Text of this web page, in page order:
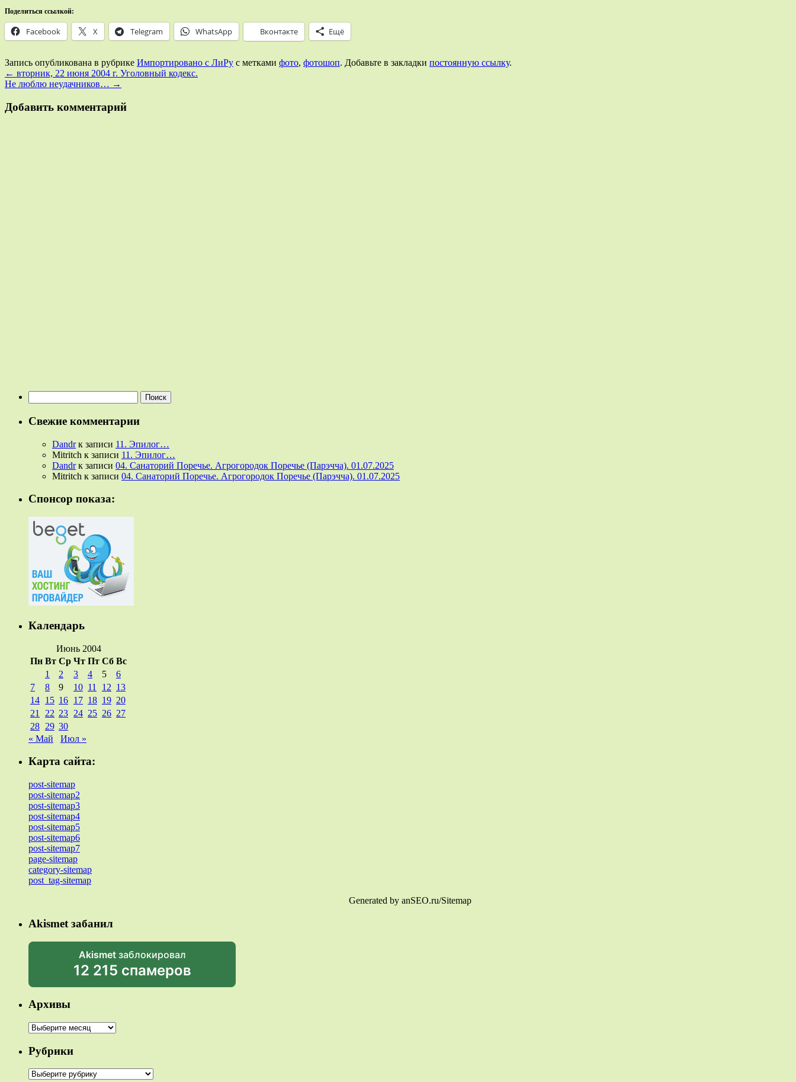
Поделиться ссылкой:
Facebook X Telegram WhatsApp Вконтакте Ещё
Запись опубликована в рубрике Импортировано с ЛиРу с метками фото, фотошоп. Добавьте в закладки постоянную ссылку.
← вторник, 22 июня 2004 г. Уголовный кодекс.
Hе люблю неудачников… →
Добавить комментарий
Свежие комментарии
Dandrк записи 11. Эпилог…
Mitritch к записи 11. Эпилог…
Dandrк записи 04. Санаторий Поречье. Агрогородок Поречье (Парэчча). 01.07.2025
Mitritch к записи 04. Санаторий Поречье. Агрогородок Поречье (Парэчча). 01.07.2025
Спонсор показа:
Календарь
Июнь 2004
Пн Вт Ср Чт Пт Сб Вс
1
2 3 4 5
6
7
8 9 10 11 12 13
14 15 16 17 18 19 20
21
22 23 24 25 26 27
28 29 30
« Май
Июл »
Карта сайта:
post-sitemap
post-sitemap2
post-sitemap3
post-sitemap4
post-sitemap5
post-sitemap6
post-sitemap7
page-sitemap
category-sitemap
post_tag-sitemap
Generated by anSEO.ru/Sitemap
Akismet забанил
Akismetзаблокировал
12 215 спамеров
Архивы
Архивы
Рубрики
Рубрики